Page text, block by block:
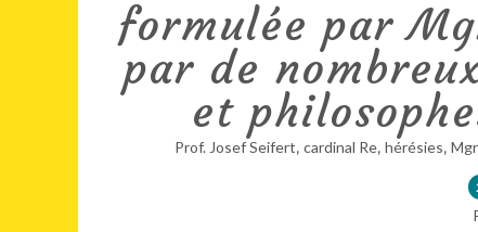
formulée par
par de
et
Prof. Josef Seifert, cardinal Re, hérésies,